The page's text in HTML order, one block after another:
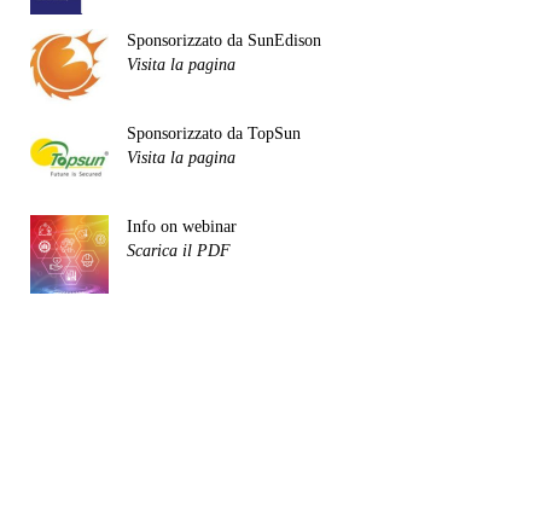
Sponsorizzato da SunEdison
Visita la pagina
Sponsorizzato da TopSun
Visita la pagina
Info on webinar
Scarica il PDF